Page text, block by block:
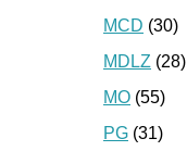
MCD (30)
MDLZ (28)
MO (55)
PG (31)